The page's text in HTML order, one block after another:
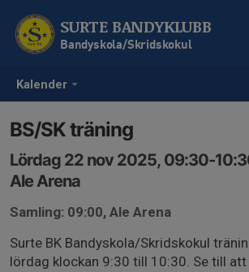
Kalender
SURTE BANDYKLUBB
Bandyskola/Skridskokul
BS/SK träning
Lördag 22 nov 2025, 09:30-
Ale Arena
Samling: 09:00, Ale Arena
Surte BK Bandyskola/Skridskokul
lördag klockan 9:30 till 10:30. Se till